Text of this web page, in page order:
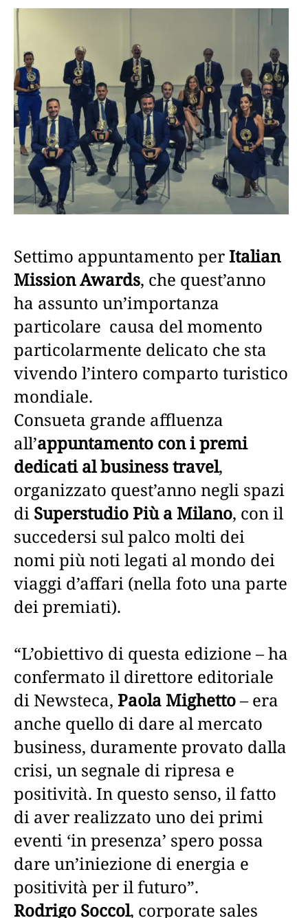
Settimo appuntamento perItalian
Mission Awards, che quest’anno
ha assunto un’importanza
particolare causa del momento
particolarmente delicato che sta
vivendo l’intero comparto turistico
mondiale.
Consueta grande affluenza
all’appuntamento con i premi
dedicati al business travel,
organizzato quest’anno negli spazi
di Superstudio Più a Milano, con il
succedersi sul palco molti dei
nomi più noti legati al mondo dei
viaggi d’affari (nella foto una parte
dei premiati).
“L’obiettivo di questa edizione – ha
confermato il direttore editoriale
di Newsteca, Paola Mighetto– era
anche quello di dare al mercato
business, duramente provato dalla
crisi, un segnale di ripresa e
positività. In questo senso, il fatto
di aver realizzato uno dei primi
eventi ‘in presenza’ spero possa
dare un’iniezione di energia e
positività per il futuro”.
Rodrigo Soccol, corporate sales